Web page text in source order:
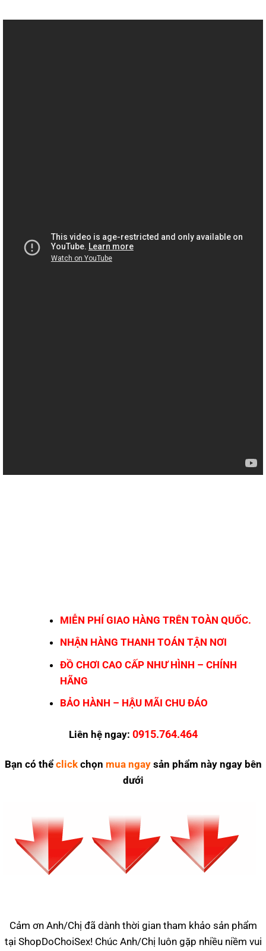
MIỄN PHÍ GIAO HÀNG TRÊN TOÀN QUỐC.
NHẬN HÀNG THANH TOÁN TẬN NƠI
ĐỒ CHƠI CAO CẤP NHƯ HÌNH – CHÍNH
HÃNG
BẢO HÀNH – HẬU MÃI CHU ĐÁO
Liên hệ ngay: 0915.764.464
Bạn có thể clickchọn mua ngaysản phẩm này ngay bên
dưới
Cảm ơn Anh/Chị đã dành thời gian tham khảo sản phẩm
tại ShopDoChoiSex! Chúc Anh/Chị luôn gặp nhiều niềm vui